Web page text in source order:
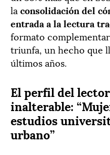
la consolidación del
entrada a la lectura
formato
triunfa, un hecho que
últimos años.
El perfil del
inalterable:
estudios
urbano”